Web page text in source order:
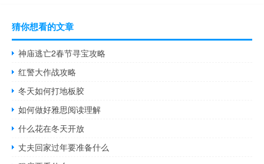
猜你想看的文章
神庙逃亡2春节寻宝攻略
红警大作战攻略
冬天如何打地板胶
如何做好雅思阅读理解
什么花在冬天开放
丈夫回家过年要准备什么